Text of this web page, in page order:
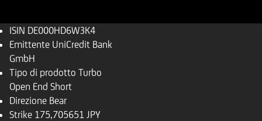
ISIN DE000HD6W3K4
Emittente UniCredit Bank
GmbH
Tipo di prodotto Turbo
Open End Short
Direzione Bear
Strike 175,705651 JPY